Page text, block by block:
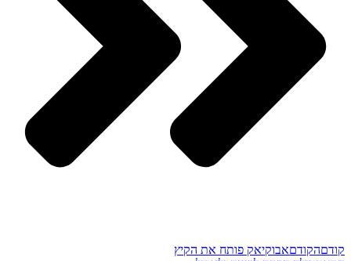
קודםהקודםאבוקיאק פותח את הקיץ